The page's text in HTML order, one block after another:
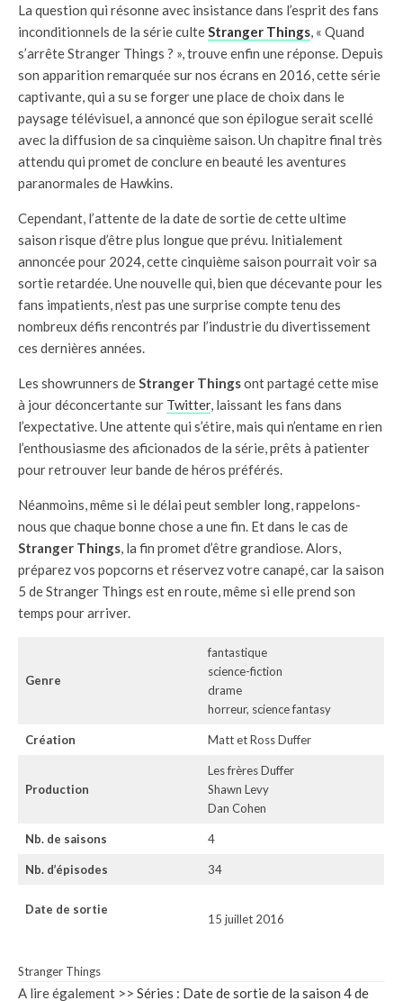
La question qui résonne avec insistance dans l’esprit des fans
inconditionnels de la série culteStranger Things, « Quand
s’arrête Stranger Things ? », trouve enfin une réponse. Depuis
son apparition remarquée sur nos écrans en 2016, cette série
captivante, qui a su se forger une place de choix dans le
paysage télévisuel, a annoncé que son épilogue serait scellé
avec la diffusion de sa cinquième saison. Un chapitre final très
attendu qui promet de conclure en beauté les aventures
paranormales de Hawkins.
Cependant, l’attente de la date de sortie de cette ultime
saison risque d’être plus longue que prévu. Initialement
annoncée pour 2024, cette cinquième saison pourrait voir sa
sortie retardée. Une nouvelle qui, bien que décevante pour les
fans impatients, n’est pas une surprise compte tenu des
nombreux défis rencontrés par l’industrie du divertissement
ces dernières années.
Les showrunners deStranger Thingsont partagé cette mise
à jour déconcertante sur Twitter, laissant les fans dans
l’expectative. Une attente qui s’étire, mais qui n’entame en rien
l’enthousiasme des aficionados de la série, prêts à patienter
pour retrouver leur bande de héros préférés.
Néanmoins, même si le délai peut sembler long, rappelons-
nous que chaque bonne chose a une fin. Et dans le cas de
Stranger Things, la fin promet d’être grandiose. Alors,
préparez vos popcorns et réservez votre canapé, car la saison
5 de Stranger Things est en route, même si elle prend son
temps pour arriver.
Genre
fantastique
science-fiction
drame
horreur, science fantasy
Création Matt et Ross Duffer
Production
Les frères Duffer
Shawn Levy
Dan Cohen
Nb. de saisons 4
Nb. d’épisodes 34
Date de sortie
15 juillet 2016
Stranger Things
A lire également >> Séries : Date de sortie de la saison 4 de